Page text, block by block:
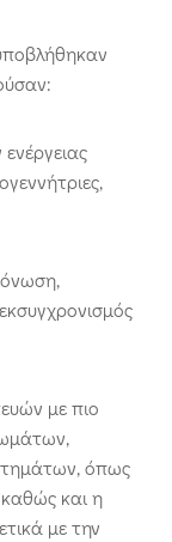
με πιο
όπως
καθώς και η
με την